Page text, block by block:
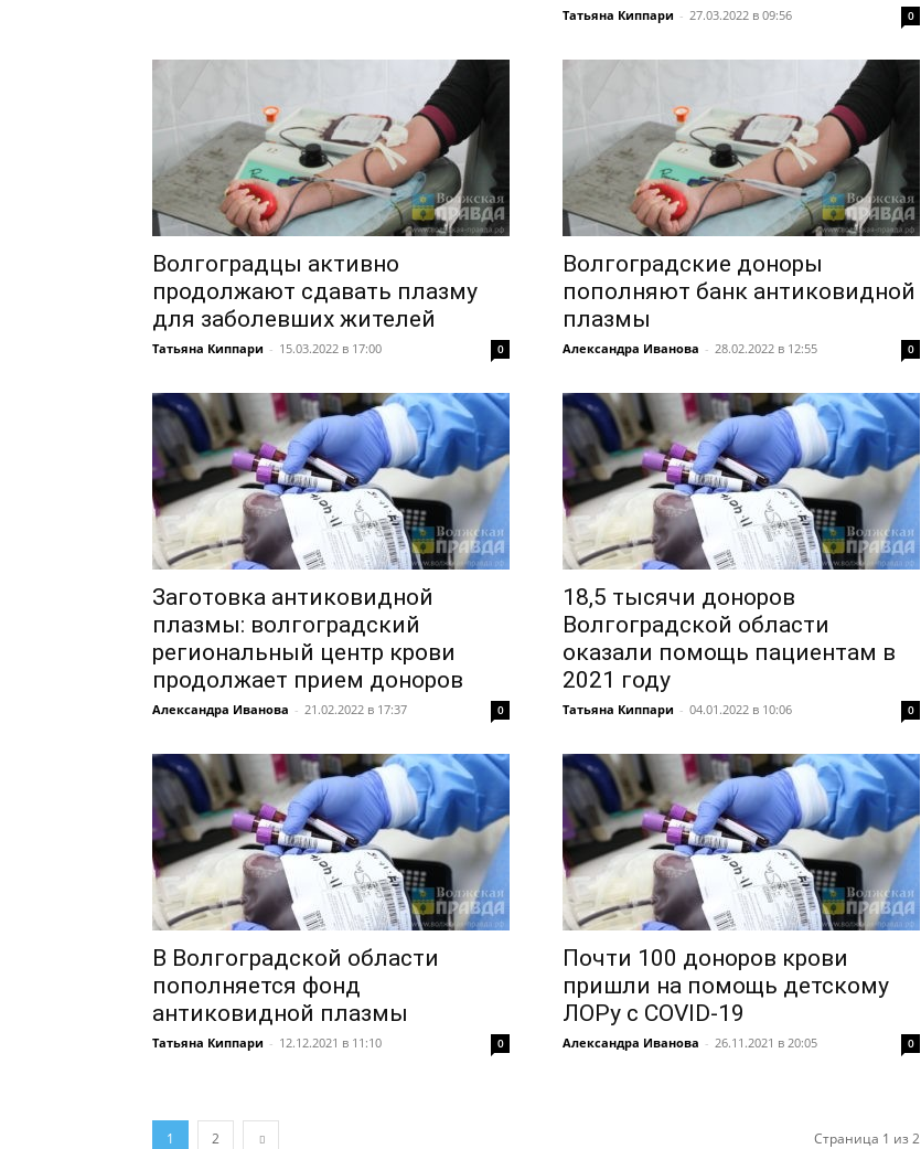
Татьяна Киппари - 27.03.2022 в 09:56 0
Волгоградцы активно
продолжают сдавать плазму
для заболевших жителей
Татьяна Киппари - 15.03.2022 в 17:00 0
Волгоградские доноры
пополняют банк антиковидной
плазмы
Александра Иванова - 28.02.2022 в 12:55 0
Заготовка антиковидной
плазмы: волгоградский
региональный центр крови
продолжает прием доноров
Александра Иванова - 21.02.2022 в 17:37 0
18,5 тысячи доноров
Волгоградской области
оказали помощь пациентам в
2021 году
Татьяна Киппари - 04.01.2022 в 10:06 0
В Волгоградской области
пополняется фонд
антиковидной плазмы
Татьяна Киппари - 12.12.2021 в 11:10 0
Почти 100 доноров крови
пришли на помощь детскому
ЛОРу с COVID-19
Александра Иванова - 26.11.2021 в 20:05 0
1 2 Страница 1 из 2